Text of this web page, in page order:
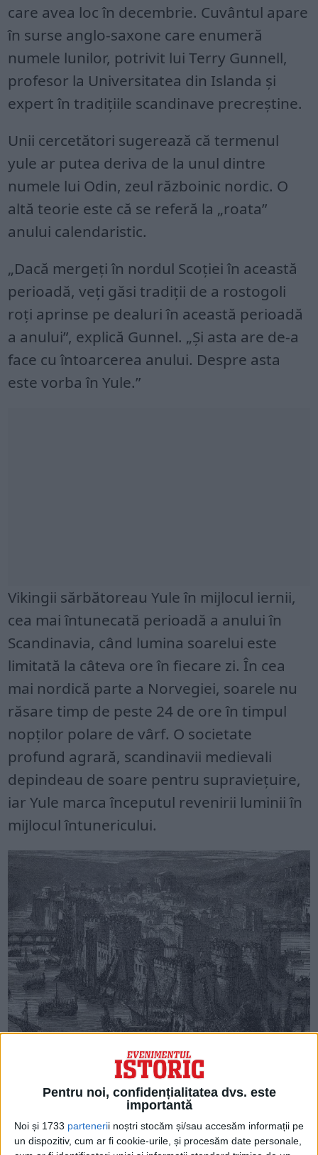
Pentru noi, confidențialitatea dvs. este
importantă
Noi și 1733 partenerii noștri stocăm și/sau accesăm informații pe
un dispozitiv, cum ar fi cookie-urile, și procesăm date personale,
care avea loc în decembrie. Cuvântul apare
în surse anglo-saxone care enumeră
numele lunilor, potrivit lui Terry Gunnell,
profesor la Universitatea din Islanda și
expert în tradițiile scandinave precreștine.
Unii cercetători sugerează că termenul
yule ar putea deriva de la unul dintre
numele lui Odin, zeul războinic nordic. O
altă teorie este că se referă la „roata”
anului calendaristic.
„Dacă mergeți în nordul Scoției în această
perioadă, veți găsi tradiții de a rostogoli
roți aprinse pe dealuri în această perioadă
a anului”, explică Gunnel. „Și asta are de-a
face cu întoarcerea anului. Despre asta
este vorba în Yule.”
Vikingii sărbătoreau Yule în mijlocul iernii,
cea mai întunecată perioadă a anului în
Scandinavia, când lumina soarelui este
limitată la câteva ore în fiecare zi. În cea
mai nordică parte a Norvegiei, soarele nu
răsare timp de peste 24 de ore în timpul
nopților polare de vârf. O societate
profund agrară, scandinavii medievali
depindeau de soare pentru supraviețuire,
iar Yule marca începutul revenirii luminii în
mijlocul întunericului.